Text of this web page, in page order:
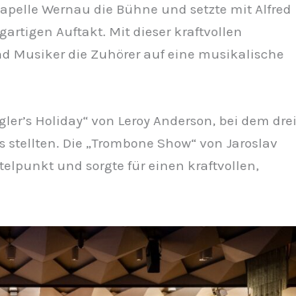
Wernau die Bühne und setzte mit Alfred
Auftakt. Mit dieser kraftvollen
Musiker die Zuhörer auf eine musikalische
Holiday“ von Leroy Anderson, bei dem drei
Die „Trombone Show“ von Jaroslav
und sorgte für einen kraftvollen,